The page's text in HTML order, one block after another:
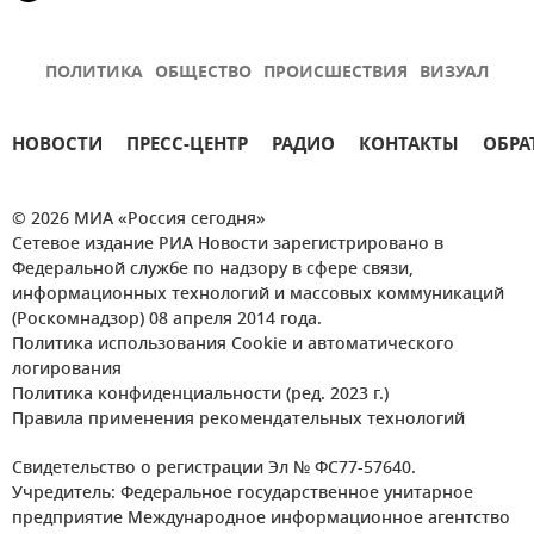
ПОЛИТИКА ОБЩЕСТВО ПРОИСШЕСТВИЯ ВИЗУАЛ
НОВОСТИ ПРЕСС-ЦЕНТР РАДИО КОНТАКТЫ
© 2026 МИА «Россия сегодня»
Сетевое издание РИА Новости зарегистрировано в
Федеральной службе по надзору в сфере связи,
информационных технологий и массовых коммуникаций
(Роскомнадзор) 08 апреля 2014 года.
Политика использования Cookie и автоматического
логирования
Политика конфиденциальности (ред. 2023 г.)
Правила применения рекомендательных технологий
Свидетельство о регистрации Эл № ФС77-57640.
Учредитель: Федеральное государственное унитарное
предприятие Международное информационное агентство